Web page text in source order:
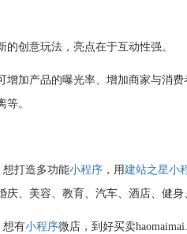
的创意玩法，亮点在于互动性强。
增加产品的曝光率、增加商家与消费
。
想打造多功能小程序 ，用建站之星小
庆、美容、教育、汽车、酒店、健
想有小程序微店，到好买卖